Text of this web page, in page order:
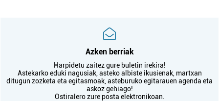
Azken berriak
Harpidetu zaitez gure buletin irekira!
Astekarko eduki nagusiak, asteko albiste ikusienak, martxan
ditugun zozketa eta egitasmoak, asteburuko egitarauen agenda eta
askoz gehiago!
Ostiralero zure posta elektronikoan.